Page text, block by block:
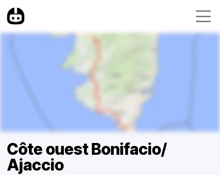
Côte ouest Bonifacio/
Ajaccio